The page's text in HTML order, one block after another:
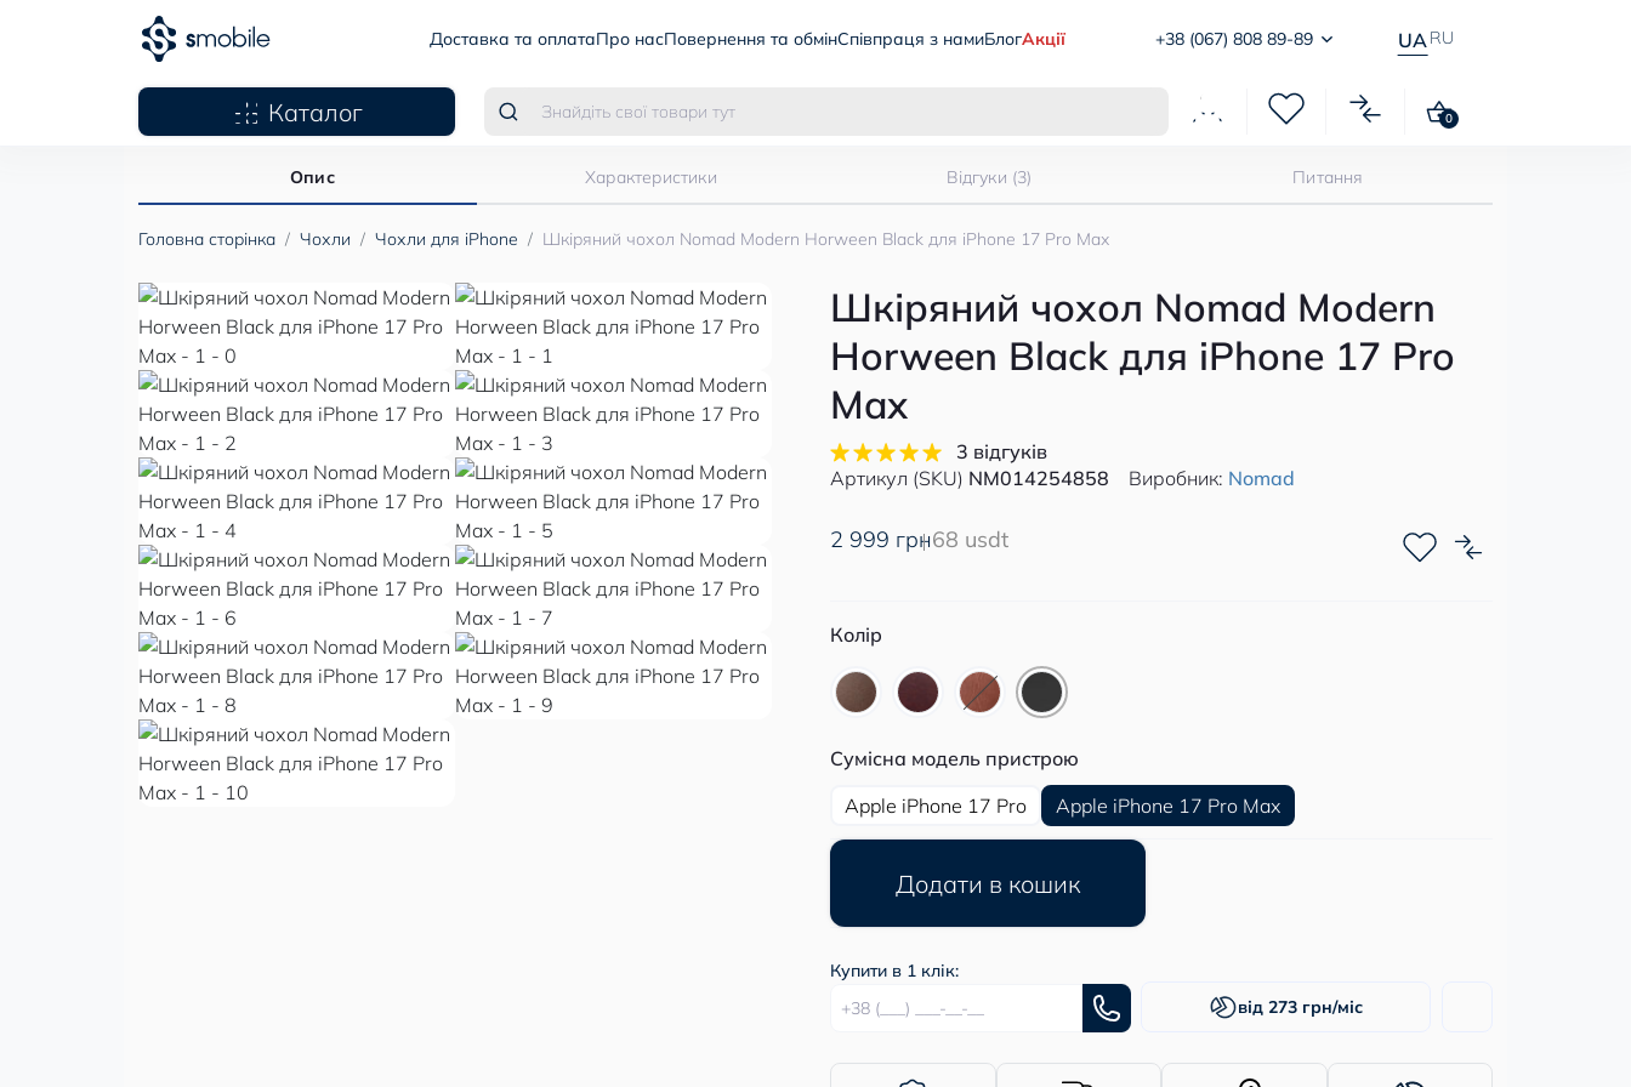
Доставка та оплатаПро насПовернення та обмінСпівпраця з намиБлогАкції +38 (067) 808 89-89 UA RU
Каталог 0
Головна сторінка Чохли Чохли для iPhone Шкіряний чохол Nomad Modern Horween Black для iPhone 17 Pro Max
Опис Характеристики Відгуки (3) Питання
Шкіряний чохол Nomad Modern
Horween Black для iPhone 17 Pro
Max
3 відгуків
Артикул (SKU) NM014254858 Виробник: Nomad
2 999 грн68 usdt
Колір
Сумісна модель пристрою
Apple iPhone 17 Pro
Apple iPhone 17 Pro Max
Додати в кошик
Купити в 1 клік:
від 273 грн/міс